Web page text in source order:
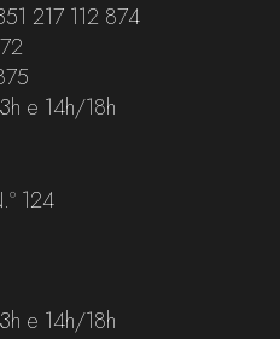
217 112 874
e 14h/18h
124
e 14h/18h